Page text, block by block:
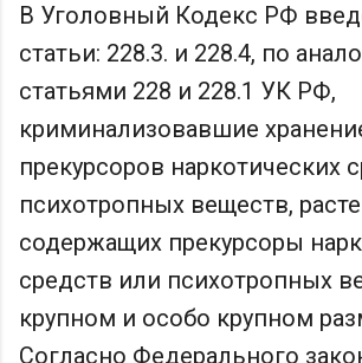
В Уголовный Кодекс РФ
статьи: 228.3. и 228.4, по
статьями 228 и 228.1 УК РФ,
криминализовавшие
прекурсоров наркотических
психотропных веществ,
содержащих прекурсоры
средств или психотропных
крупном и особо крупном
Согласно Федерального